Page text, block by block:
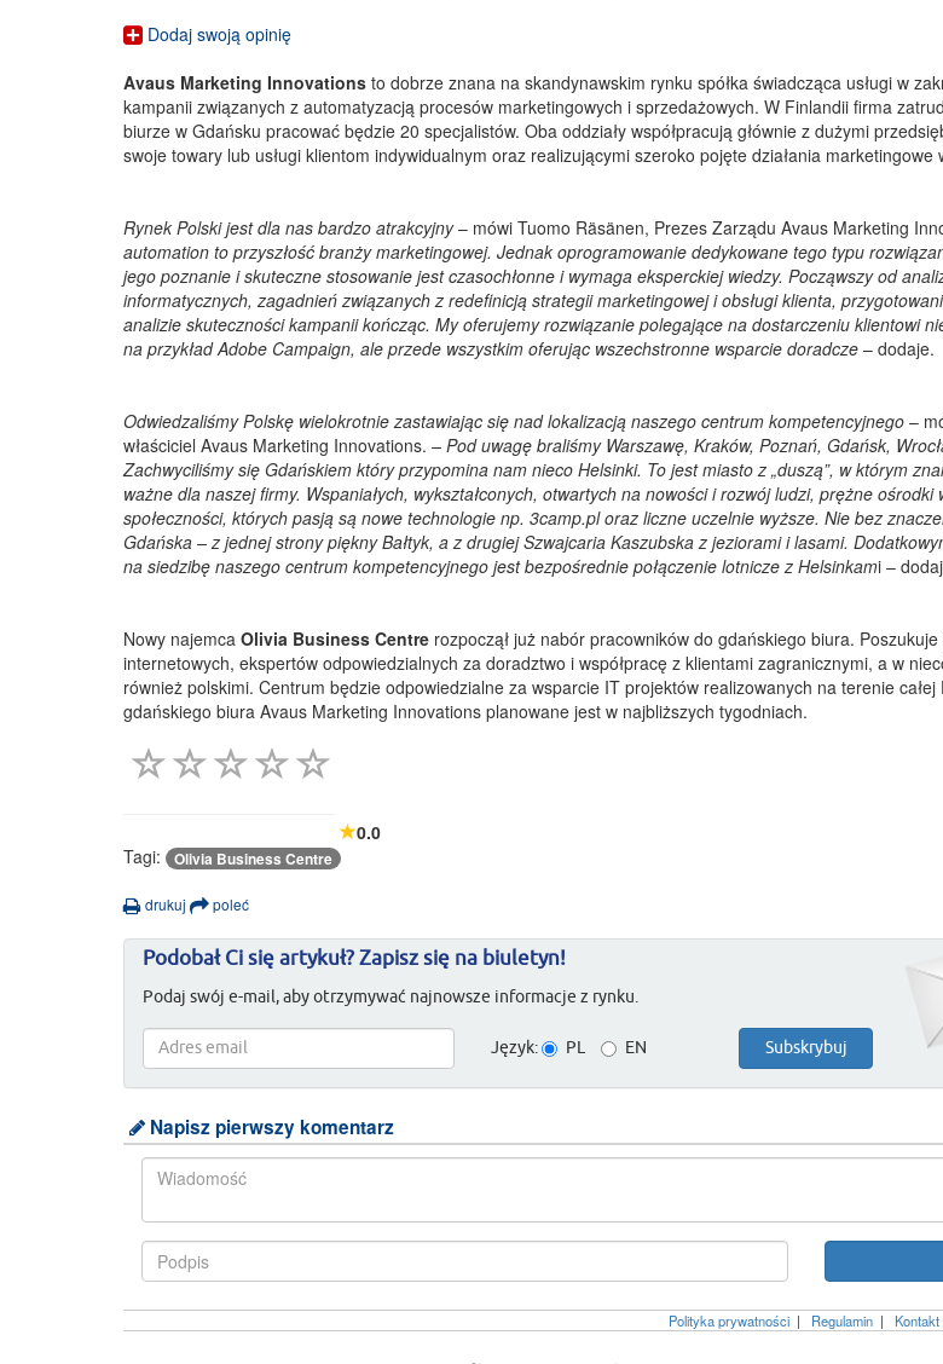
Dodaj swoją opinię
Avaus Marketing Innovations to dobrze znana na skandynawskim rynku spółka świadcząca usługi w
kampanii związanych z automatyzacją procesów marketingowych i sprzedażowych. W Finlandii firma
biurze w Gdańsku pracować będzie 20 specjalistów. Oba oddziały współpracują głównie z dużymi
swoje towary lub usługi klientom indywidualnym oraz realizującymi szeroko pojęte działania marketingowe
Rynek Polski jest dla nas bardzo atrakcyjny– mówi Tuomo Räsänen, Prezes Zarządu Avaus Marketing
automation to przyszłość branży marketingowej. Jednak oprogramowanie dedykowane tego typu
jego poznanie i skuteczne stosowanie jest czasochłonne i wymaga eksperckiej wiedzy. Począwszy od
informatycznych, zagadnień związanych z redefinicją strategii marketingowej i obsługi klienta,
analizie skuteczności kampanii kończąc. My oferujemy rozwiązanie polegające na dostarczeniu klientowi
na przykład Adobe Campaign, ale przede wszystkim oferując wszechstronne wsparcie doradcze – dodaje.
Odwiedzaliśmy Polskę wielokrotnie zastawiając się nad lokalizacją naszego centrum kompetencyjnego –
właściciel Avaus Marketing Innovations. – Pod uwagę braliśmy Warszawę, Kraków, Poznań, Gdańsk,
Zachwyciliśmy się Gdańskiem który przypomina nam nieco Helsinki. To jest miasto z „duszą”, w którym
ważne dla naszej firmy. Wspaniałych, wykształconych, otwartych na nowości i rozwój ludzi, prężne ośrodki
społeczności, których pasją są nowe technologie np. 3camp.pl oraz liczne uczelnie wyższe. Nie bez
Gdańska – z jednej strony piękny Bałtyk, a z drugiej Szwajcaria Kaszubska z jeziorami i lasami.
na siedzibę naszego centrum kompetencyjnego jest bezpośrednie połączenie lotnicze z Helsinkami –
Nowy najemca Olivia Business Centre rozpoczął już nabór pracowników do gdańskiego biura.
internetowych, ekspertów odpowiedzialnych za doradztwo i współpracę z klientami zagranicznymi, a w
również polskimi. Centrum będzie odpowiedzialne za wsparcie IT projektów realizowanych na terenie
gdańskiego biura Avaus Marketing Innovations planowane jest w najbliższych tygodniach.
0.0
Tagi:
Olivia Business Centre
drukuj poleć
Podobał Ci się artykuł? Zapisz się na biuletyn!
Podaj swój e-mail, aby otrzymywać najnowsze informacje z rynku.
Język: PL EN
Napisz pierwszy komentarz
Polityka prywatności| Regulamin| Kontakt